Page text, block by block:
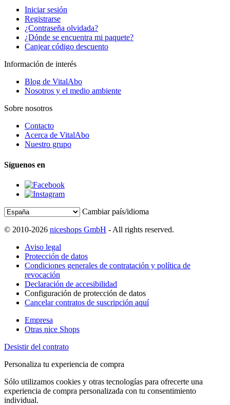
Iniciar sesión
Registrarse
¿Contraseña olvidada?
¿Dónde se encuentra mi paquete?
Canjear código descuento
Información de interés
Blog de VitalAbo
Nosotros y el medio ambiente
Sobre nosotros
Contacto
Acerca de VitalAbo
Nuestro grupo
Síguenos en
Cambiar país/idioma
© 2010-2026 niceshops GmbH - All rights reserved.
Aviso legal
Protección de datos
Condiciones generales de contratación y política de
revocación
Declaración de accesibilidad
Configuración de protección de datos
Cancelar contratos de suscripción aquí
Empresa
Otras nice Shops
Desistir del contrato
Personaliza tu experiencia de compra
Sólo utilizamos cookies y otras tecnologías para ofrecerte una
experiencia de compra personalizada con tu consentimiento
individual.